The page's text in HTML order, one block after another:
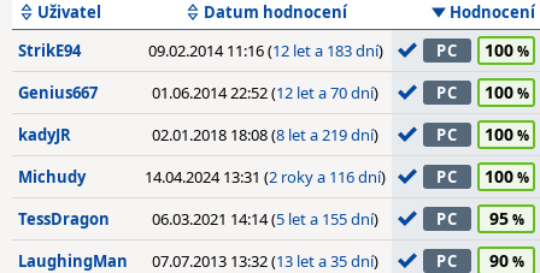
Uživatel Datum hodnocení
Hodnocení
StrikE94
09.02.2014 11:16 (12 let a 183 dní) PC 100
Genius667 01.06.2014 22:52 (12 let a 70 dní) PC 100
kadyJR 02.01.2018 18:08 (8 let a 219 dní) PC 100
Michudy 14.04.2024 13:31 (2 roky a 116 dní) PC 100
TessDragon 06.03.2021 14:14 (5 let a 155 dní) PC 95
LaughingMan 07.07.2013 13:32 (13 let a 35 dní) PC 90